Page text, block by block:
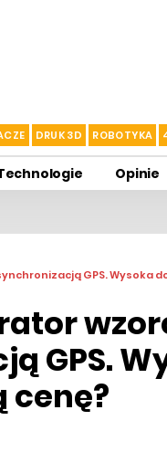
DRUK 3D ROBOTYKA
Opinie
GPS. Wysoka
GPS.
cenę?